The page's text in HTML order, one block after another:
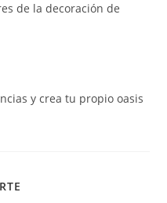
de la decoración de
y crea tu propio oasis